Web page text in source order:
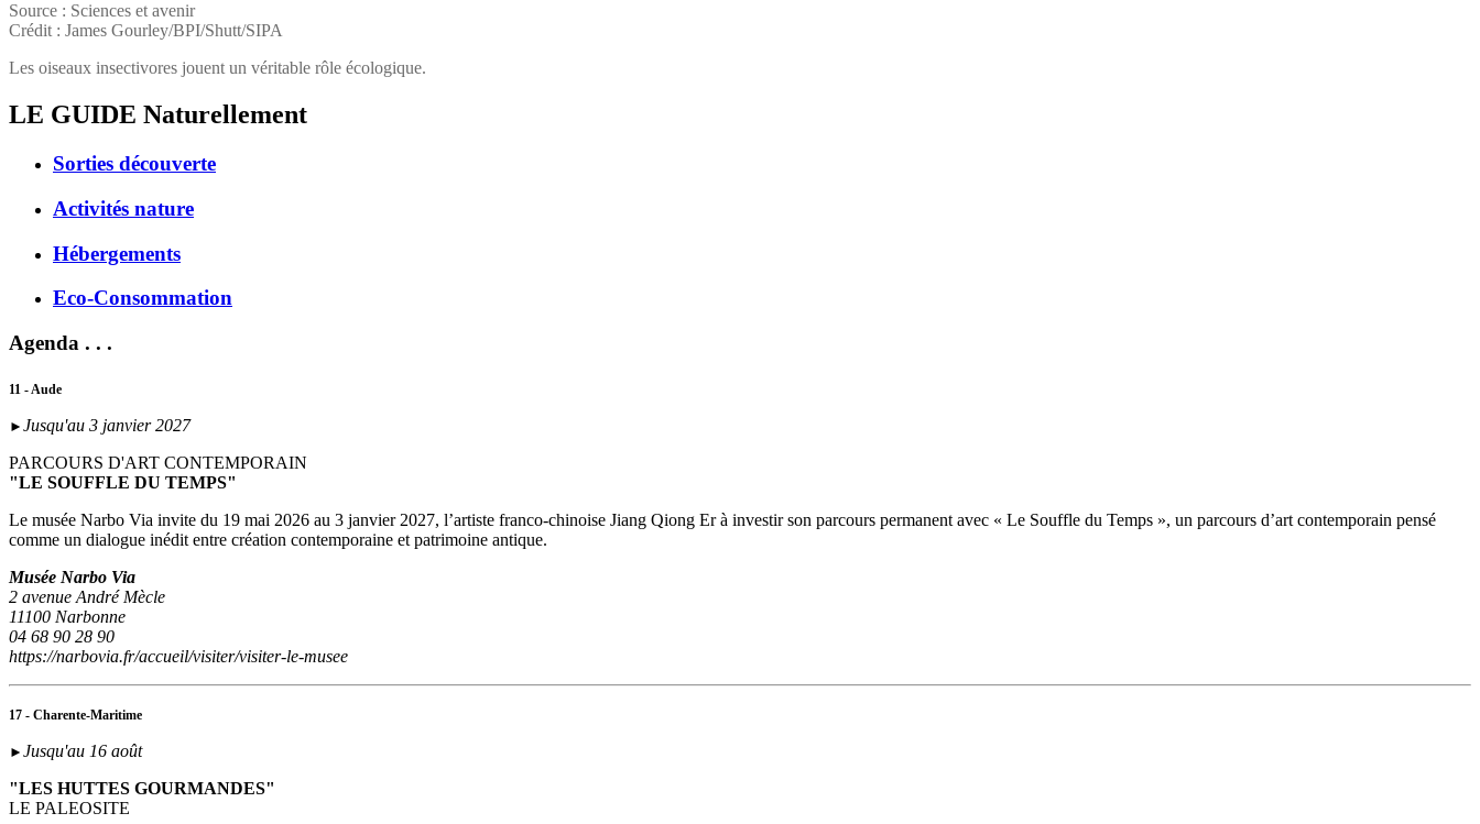
Source : Sciences et avenir
Crédit : James Gourley/BPI/Shutt/SIPA
Les oiseaux insectivores jouent un véritable rôle écologique.
LE GUIDE Naturellement
Sorties découverte
Activités nature
Hébergements
Eco-Consommation
Agenda . . .
11 - Aude
► Jusqu'au 3 janvier 2027
PARCOURS D'ART CONTEMPORAIN
"LE SOUFFLE DU TEMPS"
Le musée Narbo Via invite du 19 mai 2026 au 3 janvier 2027, l’artiste franco-chinoise Jiang Qiong Er à investir son parcours permanent avec « Le Souffle du Temps », un parcours d’art contemporain pensé
comme un dialogue inédit entre création contemporaine et patrimoine antique.
Musée Narbo Via
2 avenue André Mècle
11100 Narbonne
04 68 90 28 90
https://narbovia.fr/accueil/visiter/visiter-le-musee
17 - Charente-Maritime
► Jusqu'au 16 août
"LES HUTTES GOURMANDES"
LE PALEOSITE